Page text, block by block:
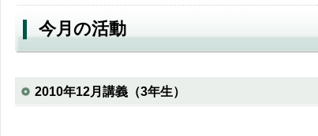
今月の活動
2010年12月講義（3年生）